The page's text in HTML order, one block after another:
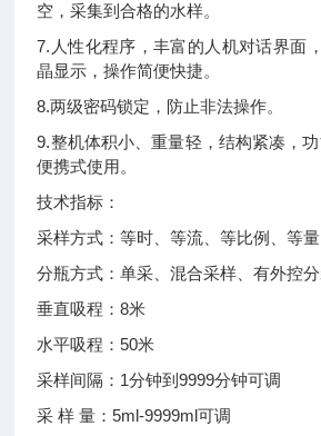
空，采集到合格的水样。
7.人性化程序，丰富的人机对话界面
晶显示，操作简便快捷。
8.两级密码锁定，防止非法操作。
9.整机体积小、重量轻，结构紧凑，
便携式使用。
技术指标：
采样方式：等时、等流、等比例、等
分瓶方式：单采、混合采样、有外控
垂直吸程：8米
水平吸程：50米
采样间隔：1分钟到9999分钟可调
采 样 量：5ml-9999ml可调